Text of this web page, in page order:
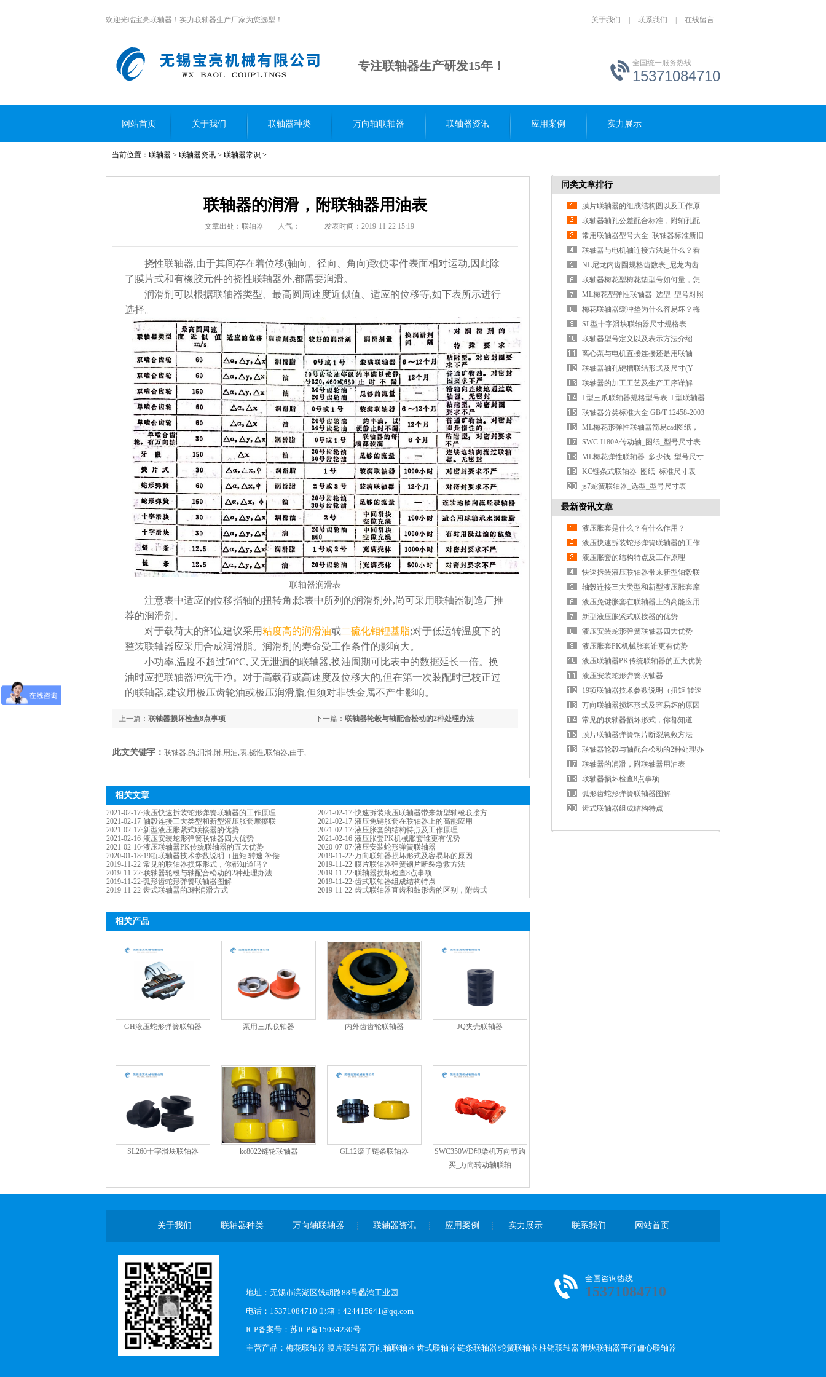
欢迎光临宝亮联轴器！实力联轴器生产厂家为您选型！ 关于我们 联系我们 在线留言
专注联轴器生产研发15年！ 全国统一服务热线
15371084710
网站首页 关于我们 联轴器种类 万向轴联轴器 联轴器资讯 应用案例 实力展示
联系我们
当前位置： 联轴器 > 联轴器资讯 > 联轴器常识 >
联轴器的润滑，附联轴器用油表
文章出处：联轴器 人气： 发表时间：2019-11-22 15:19
挠性联轴器,由于其间存在着位移(轴向、径向、角向)致使零件表面相对运动,因此除
了膜片式和有橡胶元件的挠性联轴器外,都需要润滑。
润滑剂可以根据联轴器类型、最高圆周速度近似值、适应的位移等,如下表所示进行
选择。
联轴器润滑表
注意表中适应的位移指轴的扭转角;除表中所列的润滑剂外,尚可采用联轴器制造厂推
荐的润滑剂。
对于载荷大的部位建议采用粘度高的润滑油或二硫化钼锂基脂;对于低运转温度下的
整装联轴器应采用合成润滑脂。润滑剂的寿命受工作条件的影响大。
小功率,温度不超过50°C, 又无泄漏的联轴器,换油周期可比表中的数据延长一倍。换
油时应把联轴器冲洗干净。对于高载荷或高速度及位移大的,但在第一次装配时已校正过
的联轴器,建议用极压齿轮油或极压润滑脂,但须对非铁金属不产生影响。
下一篇： 联轴器轮毂与轴配合松动的2种处理办法
上一篇： 联轴器损坏检查8点事项
此文关键字： 联轴器,的,润滑,附,用油,表,挠性,联轴器,由于,
相关文章
2021-02-17·液压快速拆装蛇形弹簧联轴器的工作原理 2021-02-17·快速拆装液压联轴器带来新型轴毂联接方
2021-02-17·轴毂连接三大类型和新型液压胀套摩擦联 2021-02-17·液压免键胀套在联轴器上的高能应用
2021-02-17·新型液压胀紧式联接器的优势 2021-02-17·液压胀套的结构特点及工作原理
2021-02-16·液压安装蛇形弹簧联轴器四大优势 2021-02-16·液压胀套PK机械胀套谁更有优势
2021-02-16·液压联轴器PK传统联轴器的五大优势 2020-07-07·液压安装蛇形弹簧联轴器
2020-01-18·19项联轴器技术参数说明（扭矩 转速 补偿 2019-11-22·万向联轴器损坏形式及容易坏的原因
2019-11-22·常见的联轴器损坏形式，你都知道吗？ 2019-11-22· 膜片联轴器弹簧钢片断裂急救方法
2019-11-22·联轴器轮毂与轴配合松动的2种处理办法 2019-11-22·联轴器损坏检查8点事项
2019-11-22·弧形齿蛇形弹簧联轴器图解 2019-11-22·齿式联轴器组成结构特点
2019-11-22·齿式联轴器的3种润滑方式 2019-11-22·齿式联轴器直齿和鼓形齿的区别，附齿式
相关产品
GH液压蛇形弹簧联轴器 泵用三爪联轴器 内外齿齿轮联轴器 JQ夹壳联轴器
SL260十字滑块联轴器 kc8022链轮联轴器 GL12滚子链条联轴器
SWC350WD印染机万向节购
买_万向转动轴联轴
同类文章排行
膜片联轴器的组成结构图以及工作原
理分析
联轴器轴孔公差配合标准，附轴孔配
合公差表
常用联轴器型号大全_联轴器标准新旧
对照表
联轴器与电机轴连接方法是什么？看
具体图片展
NL尼龙内齿圈规格齿数表_尼龙内齿
圈联轴器型号
联轴器梅花型梅花垫型号如何量，怎
样确定配梅
ML梅花型弹性联轴器_选型_型号对照
表
梅花联轴器缓冲垫为什么容易坏？梅
花联轴器损
SL型十字滑块联轴器尺寸规格表
联轴器型号定义以及表示方法介绍
离心泵与电机直接连接还是用联轴
器？选择哪种
联轴器轴孔键槽联结形式及尺寸(Y
型、J型、Z型
联轴器的加工工艺及生产工序详解
L型三爪联轴器规格型号表_L型联轴器
尺寸选型图
联轴器分类标准大全 GB/T 12458-2003
附PDF免费下载
ML梅花形弹性联轴器简易cad图纸，
附免费下载链接
SWC-I180A传动轴_图纸_型号尺寸表
ML梅花弹性联轴器_多少钱_型号尺寸
表
KC链条式联轴器_图纸_标准尺寸表
js7蛇簧联轴器_选型_型号尺寸表
最新资讯文章
液压胀套是什么？有什么作用？
液压快速拆装蛇形弹簧联轴器的工作
原理及优势
液压胀套的结构特点及工作原理
快速拆装液压联轴器带来新型轴毂联
接方式
轴毂连接三大类型和新型液压胀套摩
擦联接
液压免键胀套在联轴器上的高能应用
新型液压胀紧式联接器的优势
液压安装蛇形弹簧联轴器四大优势
液压胀套PK机械胀套谁更有优势
液压联轴器PK传统联轴器的五大优势
液压安装蛇形弹簧联轴器
19项联轴器技术参数说明（扭矩 转速
补偿量）
万向联轴器损坏形式及容易坏的原因
常见的联轴器损坏形式，你都知道
吗？
膜片联轴器弹簧钢片断裂急救方法
联轴器轮毂与轴配合松动的2种处理办
法
联轴器的润滑，附联轴器用油表
联轴器损坏检查8点事项
弧形齿蛇形弹簧联轴器图解
齿式联轴器组成结构特点
关于我们 联轴器种类 万向轴联轴器 联轴器资讯 应用案例 实力展示 联系我们 网站首页
地址：无锡市滨湖区钱胡路88号蠡鸿工业园
电话：15371084710 邮箱：424415641@qq.com
ICP备案号： 苏ICP备15034230号
主营产品： 梅花联轴器 膜片联轴器万向轴联轴器齿式联轴器链条联轴器蛇簧联轴器柱销联轴器滑块联轴器平行偏心联轴器
全国咨询热线
15371084710